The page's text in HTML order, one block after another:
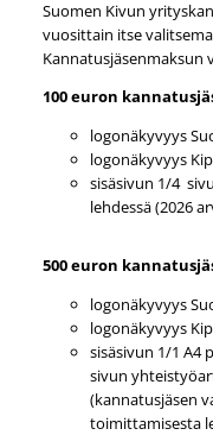
Suomen Kivun
vuosittain itse
Kannatusjäsenmaksun
100 euron
logonäkyvyys
logonäkyvyys
sisäsivun 1/4
lehdessä (2026
500 euron
logonäkyvyys
logonäkyvyys
sisäsivun 1/1 A4
sivun
(kannatusjäsen
toimittamisesta